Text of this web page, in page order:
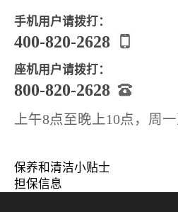
手机用户请拨打：
400-820-2628
座机用户请拨打：
800-820-2628
上午8点至晚上10点，周
保养和清洁小贴士
担保信息